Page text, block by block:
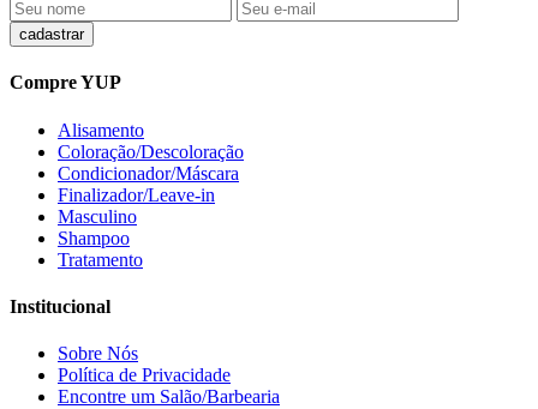
Compre YUP
Alisamento
Coloração/Descoloração
Condicionador/Máscara
Finalizador/Leave-in
Masculino
Shampoo
Tratamento
Institucional
Sobre Nós
Política de Privacidade
Encontre um Salão/Barbearia